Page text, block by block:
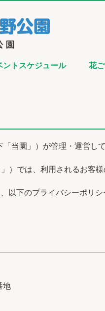
ントスケジュール 花
当園」）が管理・運営して
）では、利用されるお客
以下のプライバシーポリ
地